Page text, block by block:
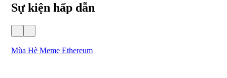
Sự kiện hấp dẫn
Mùa Hè Meme Ethereum